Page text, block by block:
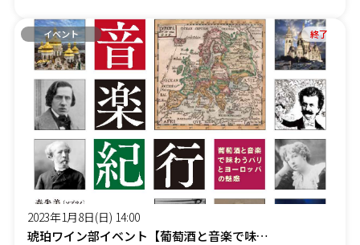
イベント 終了
2023年1月8日(日) 14:00
琥珀ワイン部イベント【葡萄酒と音楽で味わうパリとヨーロッパの魅惑】